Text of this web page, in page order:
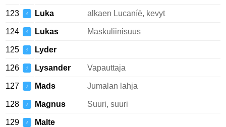
123 ♂ Luka alkaen Lucaníë, kevyt
124 ♂ Lukas Maskuliinisuus
125 ♂ Lyder
126 ♂ Lysander Vapauttaja
127 ♂ Mads Jumalan lahja
128 ♂ Magnus Suuri, suuri
129 ♂ Malte